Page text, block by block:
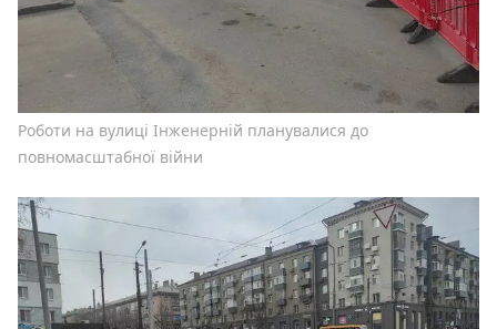
Роботи на вулиці Інженерній планувалися до
повномасштабної війни